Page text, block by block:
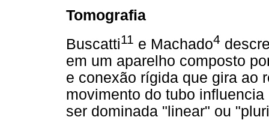
Tomografia
Buscatti11 e Machado4
em um aparelho composto
e conexão rígida que gira ao
movimento do tubo
ser dominada "linear" ou